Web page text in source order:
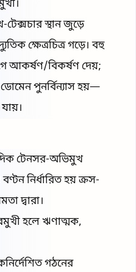
স্থান জুড়ে
ক্ষেত্রচিত্র গড়ে। বহু
আকর্ষণ/বিকর্ষণ দেয়;
পুনর্বিন্যাস হয়—
টেনসর-অভিমুখ
নির্ধারিত হয় ক্রস-
দ্বারা।
হলে ঋণাত্মক,
গঠনের